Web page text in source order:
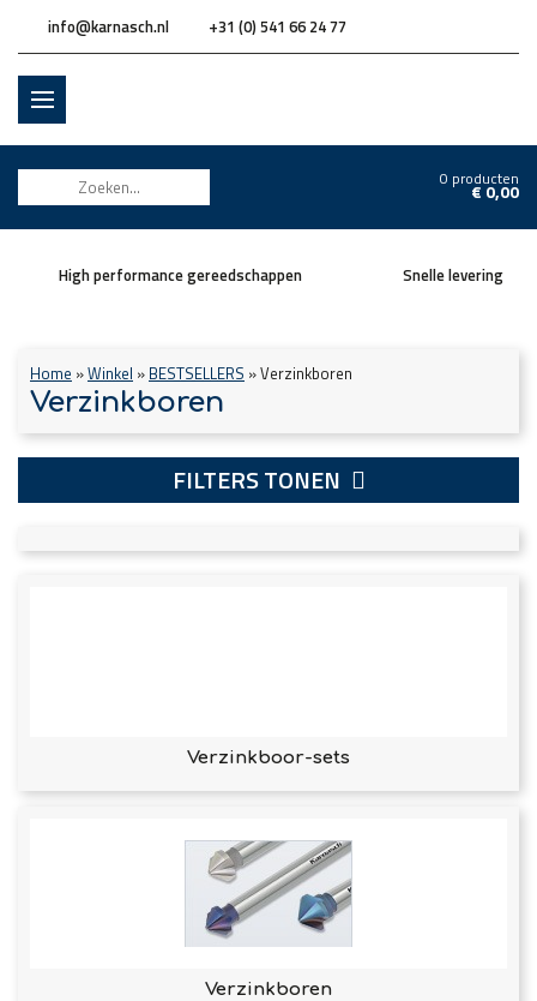
info@karnasch.nl +31 (0) 541 66 24 77
0 producten
€0,00
High performance gereedschappen Snelle levering
Home »Winkel » BESTSELLERS »Verzinkboren
Verzinkboren
FILTERS TONEN
Verzinkboor-sets
Verzinkboren